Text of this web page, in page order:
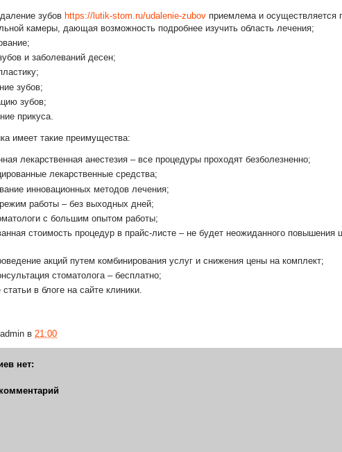
зубов https://lutik-stom.ru/udalenie-zubovприемлема и осуществляется
камеры, дающая возможность подробнее изучить область лечения;
и заболеваний десен;
зубов;
зубов;
прикуса.
имеет такие преимущества:
лекарственная анестезия – все процедуры проходят безболезненно;
лекарственные средства;
инновационных методов лечения;
работы – без выходных дней;
с большим опытом работы;
стоимость процедур в прайс-листе – не будет неожиданного повышения
акций путем комбинирования услуг и снижения цены на комплект;
стоматолога – бесплатно;
в блоге на сайте клиники.
admin в 21:00
нет: